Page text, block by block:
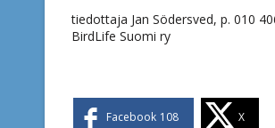
tiedottaja Jan Södersved, p. 010
BirdLife Suomi ry
Facebook 108 X